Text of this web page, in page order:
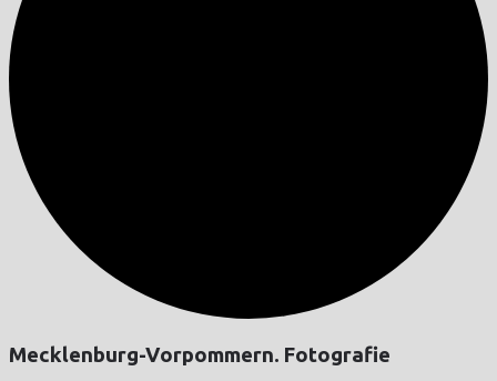
Mecklenburg-Vorpommern. Fotografie